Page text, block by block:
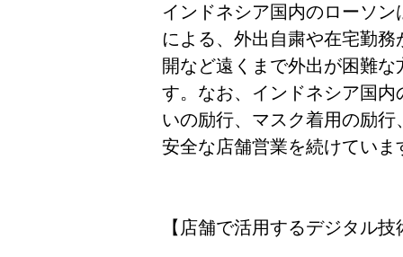
インドネシア国内のローソ
による、外出自粛や在宅勤
開など遠くまで外出が困難
す。なお、インドネシア国
いの励行、マスク着用の励
安全な店舗営業を続けていま
【店舗で活用するデジタル